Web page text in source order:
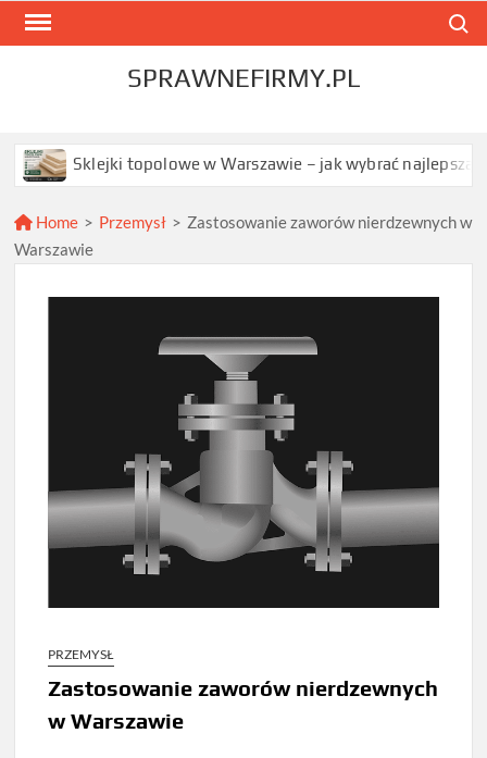
Skip
SPRAWNEFIRMY.PL
Sklejki topolowe w Warszawie – jak wybrać najlepszą opcję
Home > Przemysł > Zastosowanie zaworów nierdzewnych w
Warszawie
PRZEMYSŁ
Zastosowanie zaworów nierdzewnych
w Warszawie